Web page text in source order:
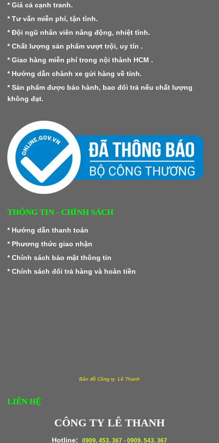
* Giá cả cạnh tranh.
* Tư vấn miễn phí, tận tình.
* Đội ngũ nhân viên năng động, nhiệt tình.
* Chất lượng sản phẩm vượt trội, uy tín .
* Giao hàng miễn phí trong nội thành HCM .
* Hướng dẫn chành xe gửi hàng về tỉnh.
* Sản phẩm được bảo hành, bao đổi trả nếu chất lượng
không đạt.
THÔNG TIN - CHÍNH SÁCH
* Hướng dẫn thanh toán
* Phương thức giao nhận
* Chính sách bảo mật thông tin
* Chính sách đổi trả hàng và hoàn tiền
Bản đồ Công ty Lê Thanh
LIÊN HỆ
CÔNG TY LÊ THANH
Hotline: 0909. 453. 367 - 0909. 543. 367